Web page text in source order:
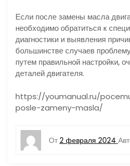
Если после замены масла
необходимо обратиться к
диагностики и выявления
большинстве случаев
путем правильной настройки,
деталей двигателя.
https://youmanual.ru/
posle-zameny-masla/
От 2 февраля 2024